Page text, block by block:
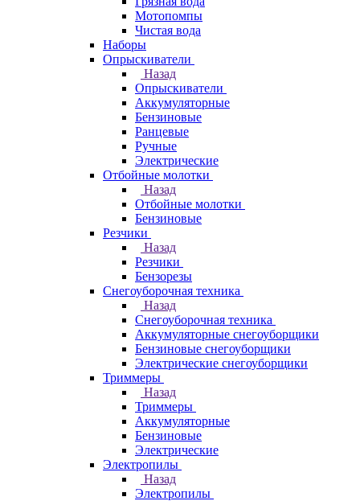
Мотопомпы
Чистая вода
Наборы
Опрыскиватели
Назад
Опрыскиватели
Аккумуляторные
Бензиновые
Ранцевые
Ручные
Электрические
Отбойные молотки
Назад
Отбойные молотки
Бензиновые
Резчики
Назад
Резчики
Бензорезы
Снегоуборочная техника
Назад
Снегоуборочная техника
Аккумуляторные снегоуборщики
Бензиновые снегоуборщики
Электрические снегоуборщики
Триммеры
Назад
Триммеры
Аккумуляторные
Бензиновые
Электрические
Электропилы
Назад
Электропилы